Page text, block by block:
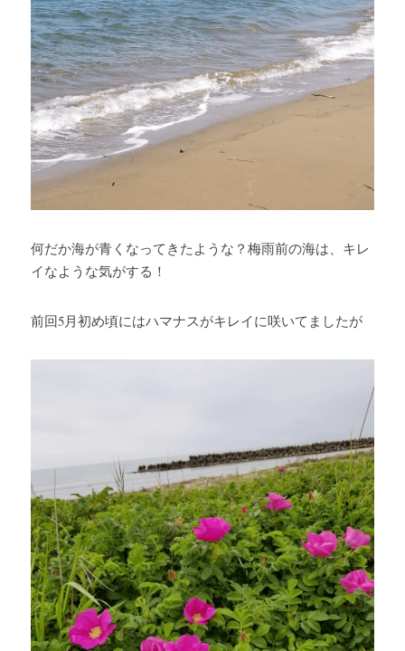
何だか海が青くなってきたような？梅雨前の海は、キレ
イなような気がする！
前回5月初め頃にはハマナスがキレイに咲いてましたが